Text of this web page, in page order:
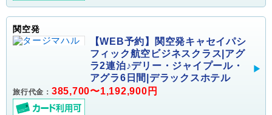
関空発
【WEB予約】関空発キャセイパシ
フィック航空ビジネスクラス|アグ
ラ2連泊♪デリー・ジャイプール・
アグラ6日間|デラックスホテル
旅行代金： 385,700〜1,192,900円